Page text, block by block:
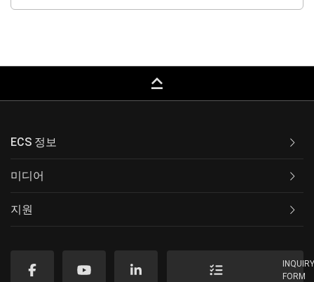
keyboard_capslock
ECS 정보
미디어
지원
FORM